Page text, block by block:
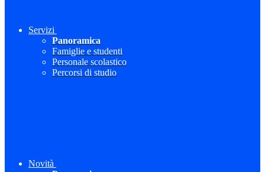
Servizi
Panoramica
Famiglie e studenti
Personale scolastico
Percorsi di studio
Novità